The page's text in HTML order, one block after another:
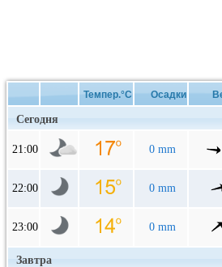
Темпер.°C Осадки
Сегодня
21:00 0 mm
22:00 0 mm
23:00 0 mm
Завтра